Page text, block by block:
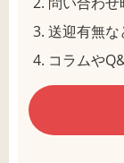
送迎有無
コラムや